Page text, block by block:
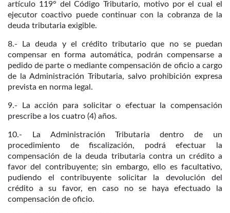
artículo 119° del Código Tributario, motivo por el cual el
ejecutor coactivo puede continuar con la cobranza de la
deuda tributaria exigible.
8.- La deuda y el crédito tributario que no se puedan
compensar en forma automática, podrán compensarse a
pedido de parte o mediante compensación de oficio a cargo
de la Administración Tributaria, salvo prohibición expresa
prevista en norma legal.
9.- La acción para solicitar o efectuar la compensación
prescribe a los cuatro (4) años.
10.- La Administración Tributaria dentro de un
procedimiento de fiscalización, podrá efectuar la
compensación de la deuda tributaria contra un crédito a
favor del contribuyente; sin embargo, ello es facultativo,
pudiendo el contribuyente solicitar la devolución del
crédito a su favor, en caso no se haya efectuado la
compensación de oficio.